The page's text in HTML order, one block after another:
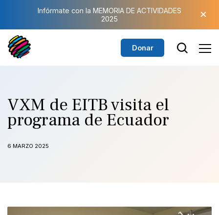
Infórmate con la MEMORIA DE ACTIVIDADES
2025
×
Donar
VXM de EITB visita el
programa de Ecuador
6 MARZO 2025